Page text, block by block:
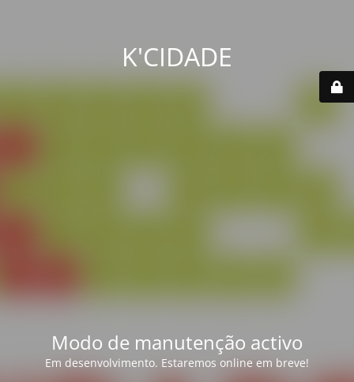
K'CIDADE
Modo de manutenção activo
Em desenvolvimento. Estaremos online em breve!